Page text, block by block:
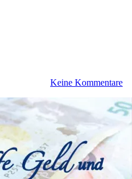
Keine Kommentare